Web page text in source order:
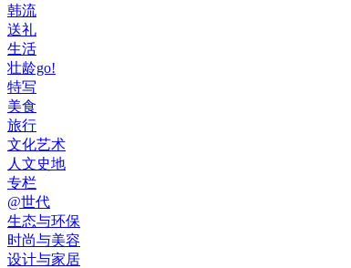
韩流
送礼
生活
壮龄go!
特写
美食
旅行
文化艺术
人文史地
专栏
@世代
生态与环保
时尚与美容
设计与家居